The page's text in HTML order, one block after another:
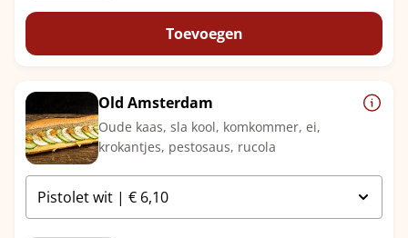
aantal
Toevoegen
Old Amsterdam
Oude kaas, sla kool, komkommer, ei,
krokantjes, pestosaus, rucola